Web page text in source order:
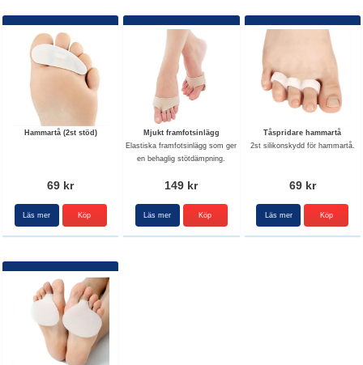
Hammartå (2st stöd)
69 kr
Läs mer
Mjukt framfotsinlägg
Elastiska framfotsinlägg som ger
en behaglig stötdämpning.
149 kr
Läs mer Köp
Tåspridare hammartå
2st silikonskydd för hammartå.
69 kr
Läs mer